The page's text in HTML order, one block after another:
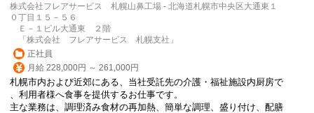
株式会社フレアサービス 札幌山鼻工場 - 北海道札幌市中央区大通東１
０丁目１５－５６
Ｅ－１ビル大通東 ２階
「株式会社 フレアサービス 札幌支社」
正社員
月給 228,000円 ～ 261,000円
札幌市内および近郊にある、当社受託先の介護・福祉施設内厨房で
、利用者様へ食事を提供するお仕事です。
主な業務は、調理済み食材の再加熱、簡単な調理、盛り付け、配膳